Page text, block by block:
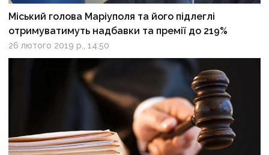
Міський голова Маріуполя та його підлеглі
отримуватимуть надбавки та премії до 219%
26 лютого 2019 р., 14:50